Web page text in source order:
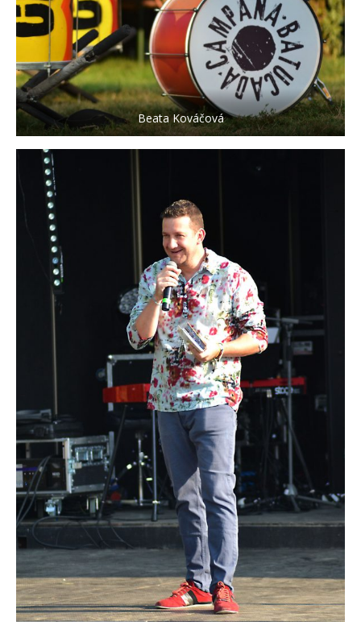
Beata Kováčová